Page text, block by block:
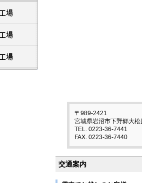
〒989-2421
宮城県岩沼市下野郷大松
TEL. 0223-36-7441
FAX. 0223-36-7440
交通案内